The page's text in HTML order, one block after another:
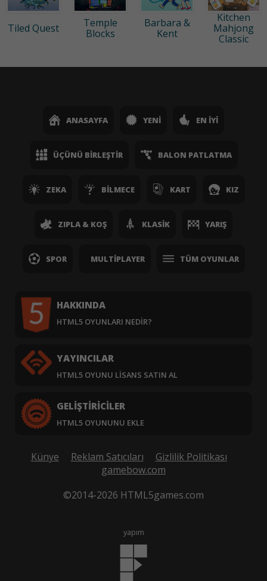
Tiled Quest
Temple
Blocks
Barbara &
Kent
Kitchen
Mahjong
Classic
ANASAYFA YENI EN İYI
ÜÇÜNÜ BIRLEŞTIR BALON PATLATMA
ZEKA BILMECE KART KIZ
ZIPLA & KOŞ KLASIK YARIŞ
SPOR MULTIPLAYER TÜM OYUNLAR
HAKKINDA
HTML5 OYUNLARI NEDIR?
YAYINCILAR
HTML5 OYUNU LISANS SATIN AL
GELIŞTIRICILER
HTML5 OYUNUNU EKLE
Künye Reklam Satıcıları
Gizlilik Politikası
gamebow.com
©2014-2026 HTML5games.com
yapım